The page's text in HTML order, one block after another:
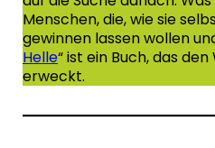
Menschen, die, wie sie
gewinnen lassen wollen
Helle“ ist ein Buch, das
erweckt.